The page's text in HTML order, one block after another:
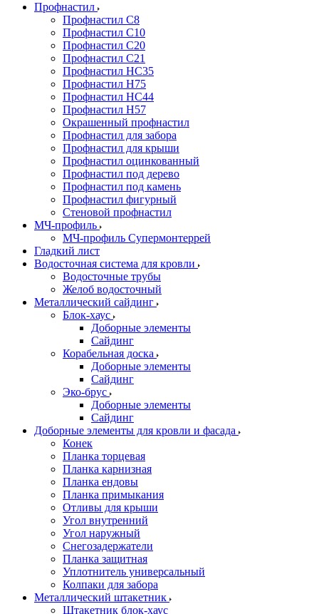
Профнастил
Профнастил С8
Профнастил С10
Профнастил С20
Профнастил С21
Профнастил НС35
Профнастил Н75
Профнастил HC44
Профнастил Н57
Окрашенный профнастил
Профнастил для забора
Профнастил для крыши
Профнастил оцинкованный
Профнастил под дерево
Профнастил под камень
Профнастил фигурный
Стеновой профнастил
МЧ-профиль
МЧ-профиль Супермонтеррей
Гладкий лист
Водосточная система для кровли
Водосточные трубы
Желоб водосточный
Металлический сайдинг
Блок-хаус
Доборные элементы
Сайдинг
Корабельная доска
Доборные элементы
Сайдинг
Эко-брус
Доборные элементы
Сайдинг
Доборные элементы для кровли и фасада
Конек
Планка торцевая
Планка карнизная
Планка ендовы
Планка примыкания
Отливы для крыши
Угол внутренний
Угол наружный
Снегозадержатели
Планка защитная
Уплотнитель универсальный
Колпаки для забора
Металлический штакетник
Штакетник блок-хаус